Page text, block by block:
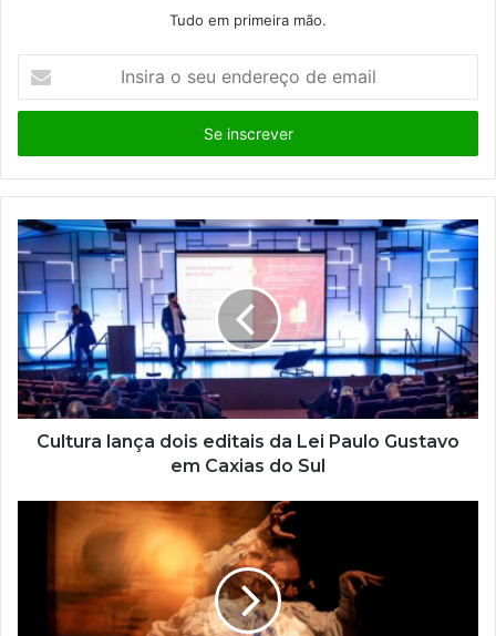
Tudo em primeira mão.
s
r
a
s
e
u
e
n
d
e
r
e
Cultura lança dois editais da Lei Paulo Gustavo
em Caxias do Sul